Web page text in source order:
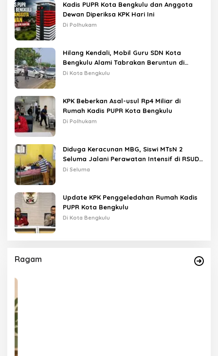
Kadis PUPR Kota Bengkulu dan Anggota
Dewan Diperiksa KPK Hari Ini
Di Polhukam
Hilang Kendali, Mobil Guru SDN Kota
Bengkulu Alami Tabrakan Beruntun di
Lampu Merah
Di Kota Bengkulu
KPK Beberkan Asal-usul Rp4 Miliar di
Rumah Kadis PUPR Kota Bengkulu
Di Polhukam
Diduga Keracunan MBG, Siswi MTsN 2
Seluma Jalani Perawatan Intensif di RSUD
Tais
Di Seluma
Update KPK Penggeledahan Rumah Kadis
PUPR Kota Bengkulu
Di Kota Bengkulu
Ragam